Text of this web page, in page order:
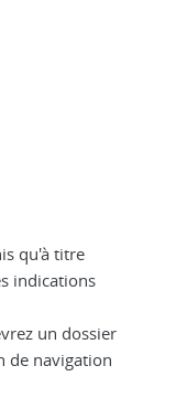
qu'à titre
indications
un dossier
de navigation